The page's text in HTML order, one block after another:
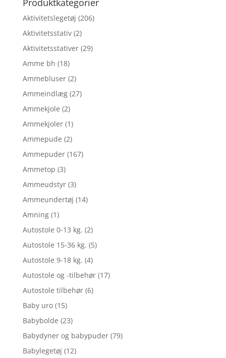
Produktkategorier
Aktivitetslegetøj (206)
Aktivitetsstativ (2)
Aktivitetsstativer (29)
Amme bh (18)
Ammebluser (2)
Ammeindlæg (27)
Ammekjole (2)
Ammekjoler (1)
Ammepude (2)
Ammepuder (167)
Ammetop (3)
Ammeudstyr (3)
Ammeundertøj (14)
Amning (1)
Autostole 0-13 kg. (2)
Autostole 15-36 kg. (5)
Autostole 9-18 kg. (4)
Autostole og -tilbehør (17)
Autostole tilbehør (6)
Baby uro (15)
Babybolde (23)
Babydyner og babypuder (79)
Babylegetøj (12)